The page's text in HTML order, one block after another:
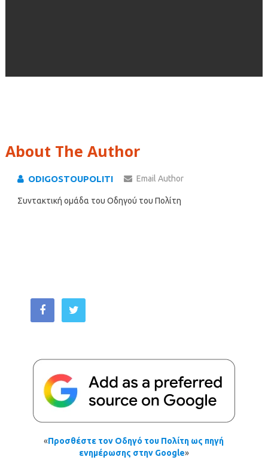
About The Author
ODIGOSTOUPOLITI Email Author
Συντακτική ομάδα του Οδηγού του Πολίτη
«Προσθέστε τον Οδηγό του Πολίτη ως πηγή
ενημέρωσης στην Google»